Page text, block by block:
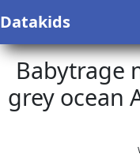
Datakids
Babytrage
grey ocean